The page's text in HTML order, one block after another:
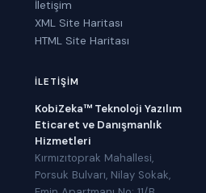
İletişim
XML Site Haritası
HTML Site Haritası
İLETIŞIM
KobiZeka™ Teknoloji Yazılım
Eticaret ve Danışmanlık
Hizmetleri
Kırmızıtoprak Mahallesi,
Porsuk Bulvarı, Nilay Sokak,